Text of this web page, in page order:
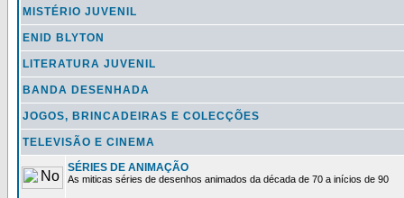
MISTÉRIO JUVENIL
ENID BLYTON
LITERATURA JUVENIL
BANDA DESENHADA
JOGOS, BRINCADEIRAS E COLECÇÕES
TELEVISÃO E CINEMA
SÉRIES DE ANIMAÇÃO
As miticas séries de desenhos animados da década de 70 a inícios de 90